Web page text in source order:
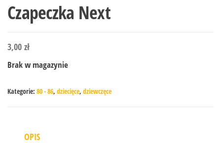
Czapeczka Next
3,00 zł
Brak w magazynie
Kategorie: 80 - 86, dziecięce, dziewczęce
OPIS